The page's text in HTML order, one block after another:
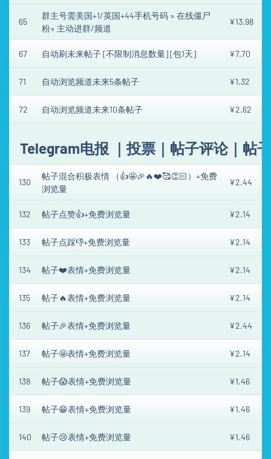
65
群主号需美国+1/英国+44手机号码 » 在线僵尸
粉» 主动进群/频道
¥13.98
67 自动刷未来帖子 [不限制消息数量] [包1天] ¥7.70
71 自动浏览频道未来5条帖子 ¥1.32
72 自动浏览频道未来10条帖子 ¥2.62
Telegram电报 ｜投票｜帖子评论｜帖
130
帖子混合积极表情 （👍🤩🎉🔥❤️🥰👏🏻）+免费
浏览量
¥2.44
132 帖子点赞👍+免费浏览量 ¥2.14
133 帖子点踩👎+免费浏览量 ¥2.14
134 帖子❤️表情+免费浏览量 ¥2.14
135 帖子🔥表情+免费浏览量 ¥2.14
136 帖子🎉表情+免费浏览量 ¥2.44
137 帖子🤩表情+免费浏览量 ¥2.14
138 帖子😱表情+免费浏览量 ¥1.46
139 帖子😁表情+免费浏览量 ¥1.46
140 帖子😢表情+免费浏览量 ¥1.46